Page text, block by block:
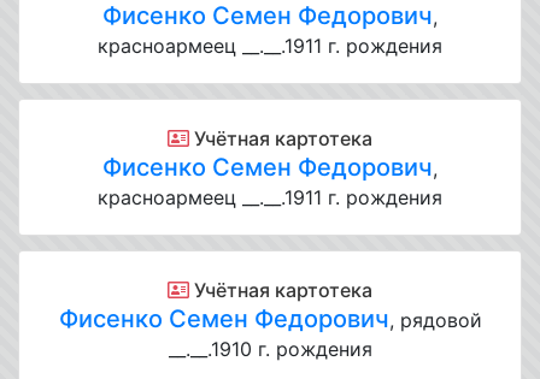
Фисенко Семен Федорович,
красноармеец __.__.1911 г. рождения
Учётная картотека
Фисенко Семен Федорович,
красноармеец __.__.1911 г. рождения
Учётная картотека
Фисенко Семен Федорович, рядовой
__.__.1910 г. рождения